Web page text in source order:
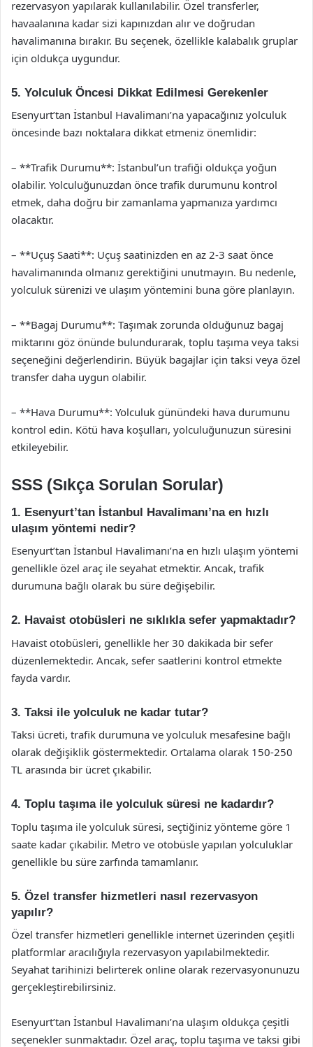
rezervasyon yapılarak kullanılabilir. Özel transferler,
havaalanına kadar sizi kapınızdan alır ve doğrudan
havalimanına bırakır. Bu seçenek, özellikle kalabalık gruplar
için oldukça uygundur.
5. Yolculuk Öncesi Dikkat Edilmesi Gerekenler
Esenyurt’tan İstanbul Havalimanı’na yapacağınız yolculuk
öncesinde bazı noktalara dikkat etmeniz önemlidir:
– **Trafik Durumu**: İstanbul’un trafiği oldukça yoğun
olabilir. Yolculuğunuzdan önce trafik durumunu kontrol
etmek, daha doğru bir zamanlama yapmanıza yardımcı
olacaktır.
– **Uçuş Saati**: Uçuş saatinizden en az 2-3 saat önce
havalimanında olmanız gerektiğini unutmayın. Bu nedenle,
yolculuk sürenizi ve ulaşım yöntemini buna göre planlayın.
– **Bagaj Durumu**: Taşımak zorunda olduğunuz bagaj
miktarını göz önünde bulundurarak, toplu taşıma veya taksi
seçeneğini değerlendirin. Büyük bagajlar için taksi veya özel
transfer daha uygun olabilir.
– **Hava Durumu**: Yolculuk günündeki hava durumunu
kontrol edin. Kötü hava koşulları, yolculuğunuzun süresini
etkileyebilir.
SSS (Sıkça Sorulan Sorular)
1. Esenyurt’tan İstanbul Havalimanı’na en hızlı
ulaşım yöntemi nedir?
Esenyurt’tan İstanbul Havalimanı’na en hızlı ulaşım yöntemi
genellikle özel araç ile seyahat etmektir. Ancak, trafik
durumuna bağlı olarak bu süre değişebilir.
2. Havaist otobüsleri ne sıklıkla sefer yapmaktadır?
Havaist otobüsleri, genellikle her 30 dakikada bir sefer
düzenlemektedir. Ancak, sefer saatlerini kontrol etmekte
fayda vardır.
3. Taksi ile yolculuk ne kadar tutar?
Taksi ücreti, trafik durumuna ve yolculuk mesafesine bağlı
olarak değişiklik göstermektedir. Ortalama olarak 150-250
TL arasında bir ücret çıkabilir.
4. Toplu taşıma ile yolculuk süresi ne kadardır?
Toplu taşıma ile yolculuk süresi, seçtiğiniz yönteme göre 1
saate kadar çıkabilir. Metro ve otobüsle yapılan yolculuklar
genellikle bu süre zarfında tamamlanır.
5. Özel transfer hizmetleri nasıl rezervasyon
yapılır?
Özel transfer hizmetleri genellikle internet üzerinden çeşitli
platformlar aracılığıyla rezervasyon yapılabilmektedir.
Seyahat tarihinizi belirterek online olarak rezervasyonunuzu
gerçekleştirebilirsiniz.
Esenyurt’tan İstanbul Havalimanı’na ulaşım oldukça çeşitli
seçenekler sunmaktadır. Özel araç, toplu taşıma ve taksi gibi